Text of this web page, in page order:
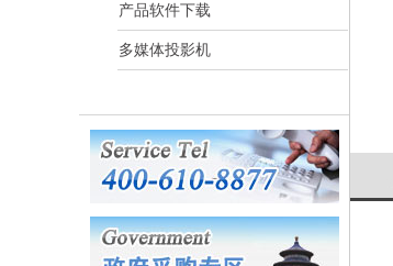
产品软件下载
多媒体投影机